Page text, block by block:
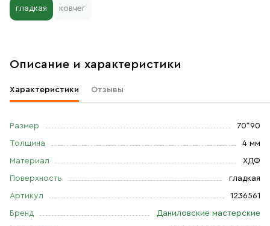
гладкая ковчег
Описание и характеристики
Характеристики Отзывы
Размер 70*90
Толщина 4 мм
Материал ХДФ
Поверхность гладкая
Артикул 1236561
Бренд Даниловские мастерские